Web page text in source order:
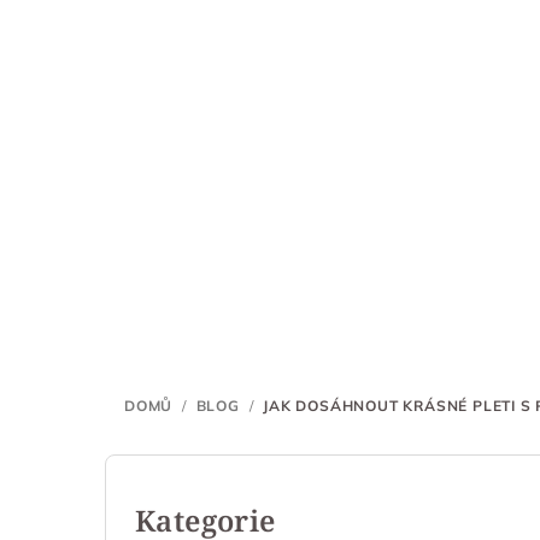
DOMŮ / BLOG / JAK DOSÁHNOUT KRÁSNÉ PLETI S
P
Přeskočit
Kategorie